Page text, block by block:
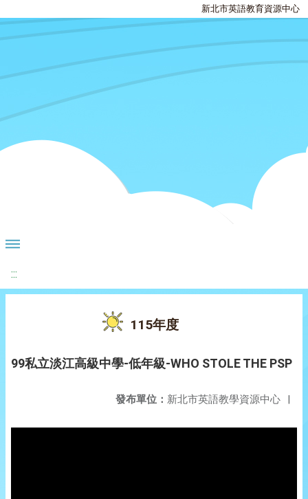
新北市英語教育資源中心
:::
115年度
99私立淡江高級中學-低年級-WHO STOLE THE PSP
發布單位： 新北市英語教學資源中心 |